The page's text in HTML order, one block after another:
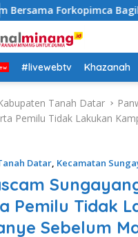
Forkopimca
#livewebtv Khazanah
Tanah Datar
Pemilu Tidak Lakukan
Datar, Kecamatan
Pemilu Tidak
Sebelum